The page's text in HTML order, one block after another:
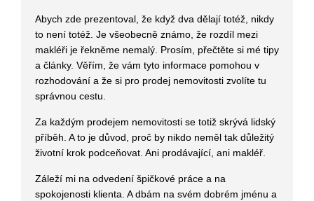
Abych zde prezentoval, že když dva dělají totéž, nikdy
to není totéž. Je všeobecně známo, že rozdíl mezi
makléři je řekněme nemalý. Prosím, přečtěte si mé tipy
a články. Věřím, že vám tyto informace pomohou v
rozhodování a že si pro prodej nemovitosti zvolíte tu
správnou cestu.
Za každým prodejem nemovitosti se totiž skrývá lidský
příběh. A to je důvod, proč by nikdo neměl tak důležitý
životní krok podceňovat. Ani prodávající, ani makléř.
Záleží mi na odvedení špičkové práce a na
spokojenosti klienta. A dbám na svém dobrém jménu a